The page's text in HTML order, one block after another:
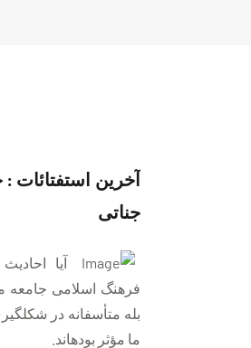
آخرین
جناتی
آيا
فرهنگ اسلامى جامعه
بله متأسفانه در
ما مؤثر بوده‏اند.